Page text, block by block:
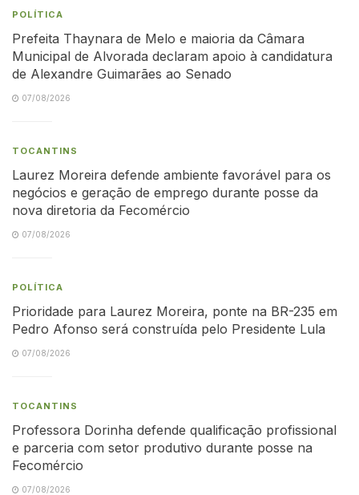
POLÍTICA
Prefeita Thaynara de Melo e maioria da Câmara
Municipal de Alvorada declaram apoio à candidatura
de Alexandre Guimarães ao Senado
07/08/2026
TOCANTINS
Laurez Moreira defende ambiente favorável para os
negócios e geração de emprego durante posse da
nova diretoria da Fecomércio
07/08/2026
POLÍTICA
Prioridade para Laurez Moreira, ponte na BR-235 em
Pedro Afonso será construída pelo Presidente Lula
07/08/2026
TOCANTINS
Professora Dorinha defende qualificação profissional
e parceria com setor produtivo durante posse na
Fecomércio
07/08/2026